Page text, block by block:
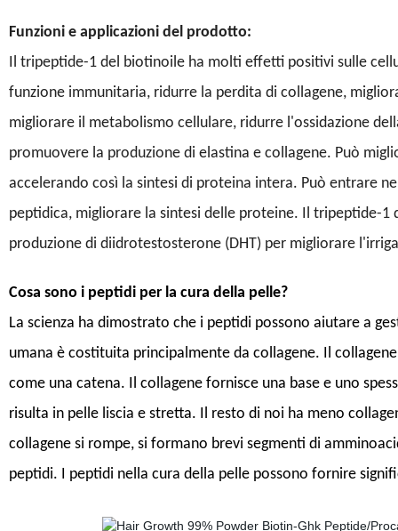
Funzioni e applicazioni del prodotto:
Il tripeptide-1 del biotinoile ha molti effetti positivi sulle
funzione immunitaria, ridurre la perdita di collagene,
migliorare il metabolismo cellulare, ridurre l'ossidazione
promuovere la produzione di elastina e collagene. Può
accelerando così la sintesi di proteina intera. Può entrare
peptidica, migliorare la sintesi delle proteine. Il tripeptide-
produzione di diidrotestosterone (DHT) per migliorare
Cosa sono i peptidi per la cura della pelle?
La scienza ha dimostrato che i peptidi possono aiutare a
umana è costituita principalmente da collagene. Il
come una catena. Il collagene fornisce una base e uno
risulta in pelle liscia e stretta. Il resto di noi ha meno
collagene si rompe, si formano brevi segmenti di
peptidi. I peptidi nella cura della pelle possono fornire